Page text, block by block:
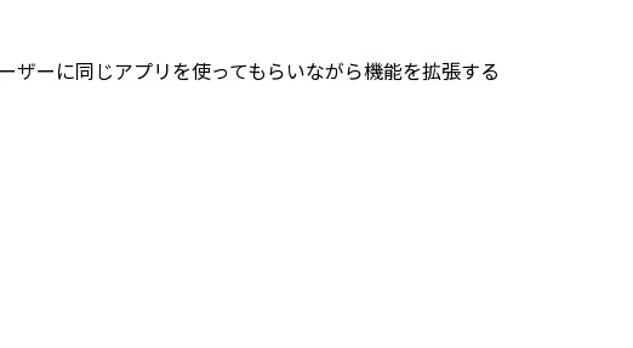
ザーに同じアプリを使ってもらいながら機能を拡張する